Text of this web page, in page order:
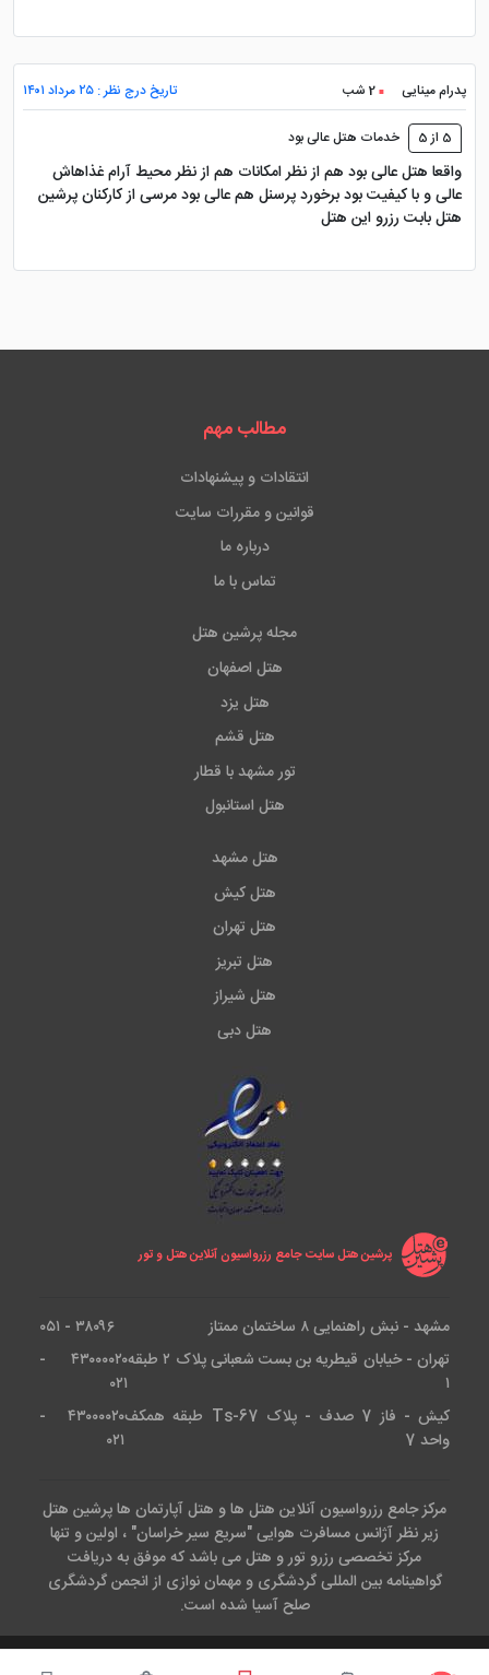
پدرام مینایی 2 شب تاریخ درج نظر : ۲۵ مرداد ۱۴۰۱
5 از 5 خدمات هتل عالی بود
واقعا هتل عالی بود هم از نظر امکانات هم از نظر محیط آرام غذاهاش
عالی و با کیفیت بود برخورد پرسنل هم عالی بود مرسی از کارکنان پرشین
هتل بابت رزرو این هتل
مطالب مهم
انتقادات و پیشنهادات
قوانین و مقررات سایت
درباره ما
تماس با ما
مجله پرشین هتل
هتل اصفهان
هتل یزد
هتل قشم
تور مشهد با قطار
هتل استانبول
هتل مشهد
هتل کیش
هتل تهران
هتل تبریز
هتل شیراز
هتل دبی
پرشین هتل سایت جامع رزرواسیون آنلاین هتل و تور
مشهد - نبش راهنمایی ۸ ساختمان ممتاز
۳۸۰۹۶ - ۰۵۱
تهران - خیابان قیطریه بن بست شعبانی پلاک ۲ طبقه
۱
۴۳۰۰۰۰۲۰ -
۰۲۱
کیش - فاز 7 صدف - پلاک Ts-67 طبقه همکف
واحد 7
۴۳۰۰۰۰۲۰ -
۰۲۱
مرکز جامع رزرواسیون آنلاین هتل ها و هتل آپارتمان ها پرشین هتل
زیر نظر آژانس مسافرت هوایی "سریع سیر خراسان" ، اولین و تنها
مرکز تخصصی رزرو تور و هتل می باشد که موفق به دریافت
گواهینامه بین المللی گردشگری و مهمان نوازی از انجمن گردشگری
صلح آسیا شده است.
کلیه حقوق این وب سایت متعلق است به آژانس هواپیمایی سریع سیر.طراحی